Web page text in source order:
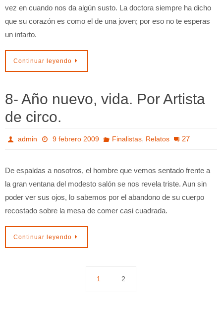
vez en cuando nos da algún susto. La doctora siempre ha dicho
que su corazón es como el de una joven; por eso no te esperas
un infarto.
Continuar leyendo
8- Año nuevo, vida. Por Artista
de circo.
admin 9 febrero 2009 Finalistas, Relatos 27
De espaldas a nosotros, el hombre que vemos sentado frente a
la gran ventana del modesto salón se nos revela triste. Aun sin
poder ver sus ojos, lo sabemos por el abandono de su cuerpo
recostado sobre la mesa de comer casi cuadrada.
Continuar leyendo
1 2